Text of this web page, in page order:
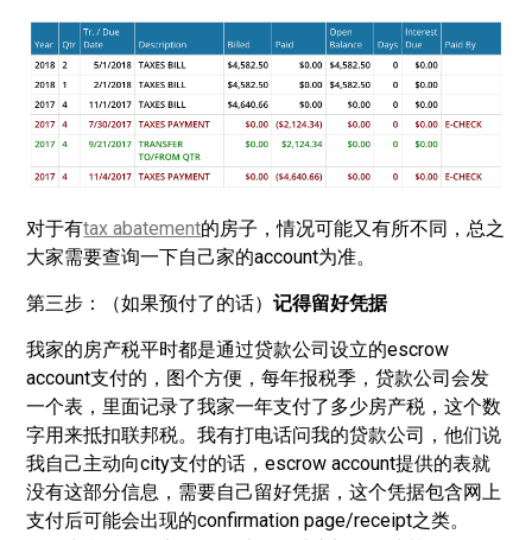
对于有tax abatement的房子，情况可能又有所不同，总之
大家需要查询一下自己家的account为准。
第三步：（如果预付了的话）记得留好凭据
我家的房产税平时都是通过贷款公司设立的escrow
account支付的，图个方便，每年报税季，贷款公司会发
一个表，里面记录了我家一年支付了多少房产税，这个数
字用来抵扣联邦税。我有打电话问我的贷款公司，他们说
我自己主动向city支付的话，escrow account提供的表就
没有这部分信息，需要自己留好凭据，这个凭据包含网上
支付后可能会出现的confirmation page/receipt之类。